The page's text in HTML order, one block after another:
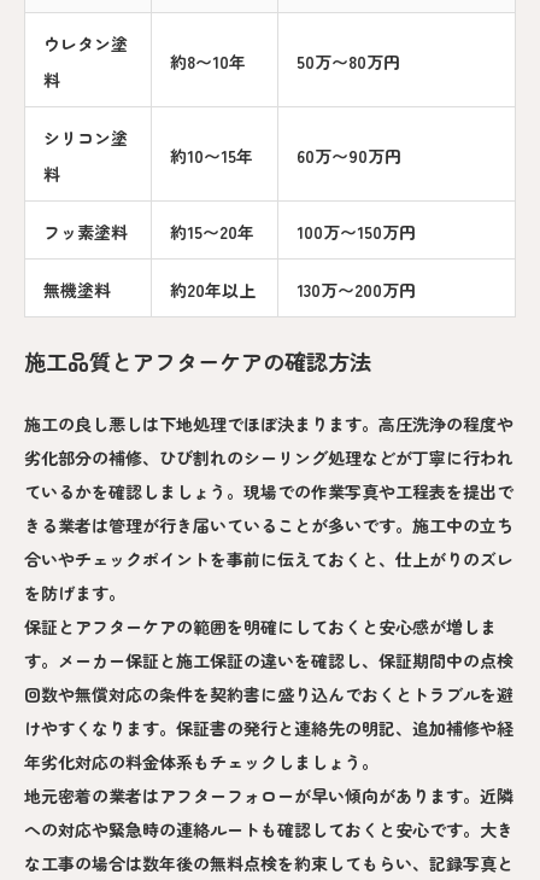
ウレタン塗
料
約8〜10年 50万〜80万円
シリコン塗
料
約10〜15年 60万〜90万円
フッ素塗料 約15〜20年 100万〜150万円
無機塗料 約20年以上 130万〜200万円
施工品質とアフターケアの確認方法
施工の良し悪しは下地処理でほぼ決まります。高圧洗浄の程度や
劣化部分の補修、ひび割れのシーリング処理などが丁寧に行われ
ているかを確認しましょう。現場での作業写真や工程表を提出で
きる業者は管理が行き届いていることが多いです。施工中の立ち
合いやチェックポイントを事前に伝えておくと、仕上がりのズレ
を防げます。
保証とアフターケアの範囲を明確にしておくと安心感が増しま
す。メーカー保証と施工保証の違いを確認し、保証期間中の点検
回数や無償対応の条件を契約書に盛り込んでおくとトラブルを避
けやすくなります。保証書の発行と連絡先の明記、追加補修や経
年劣化対応の料金体系もチェックしましょう。
地元密着の業者はアフターフォローが早い傾向があります。近隣
への対応や緊急時の連絡ルートも確認しておくと安心です。大き
な工事の場合は数年後の無料点検を約束してもらい、記録写真と